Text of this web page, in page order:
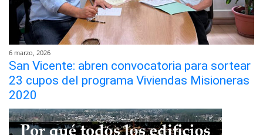
6 marzo, 2026
San Vicente: abren convocatoria para sortear
23 cupos del programa Viviendas Misioneras
2020